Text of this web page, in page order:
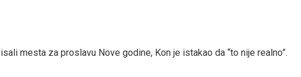
mesta za proslavu Nove godine, Kon je istakao da “to nije realno”.